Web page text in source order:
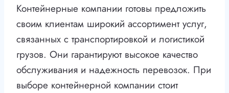
Контейнерные компании готовы предложить
своим клиентам широкий ассортимент услуг,
связанных с транспортировкой и логистикой
грузов. Они гарантируют высокое качество
обслуживания и надежность перевозок. При
выборе контейнерной компании стоит